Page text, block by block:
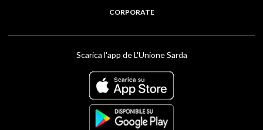
CORPORATE
Scarica l'app de L'Unione Sarda